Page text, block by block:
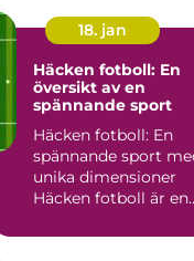
18. jan
Häcken fotboll: En
översikt av en
spännande sport
Häcken fotboll: En
spännande sport
unika dimensioner
Häcken fotboll är en
kombinerar ...